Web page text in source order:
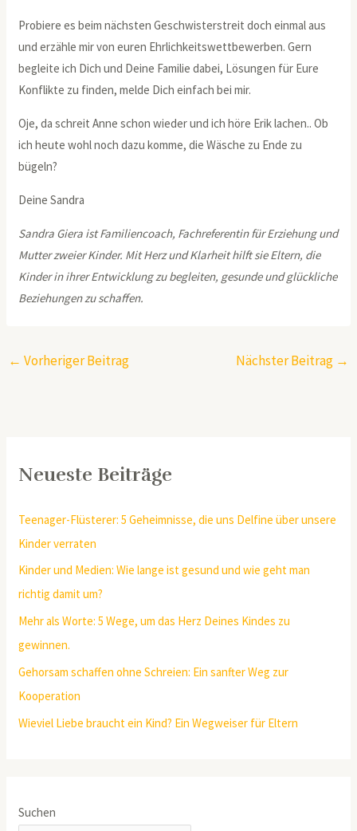
Probiere es beim nächsten Geschwisterstreit doch einmal aus
und erzähle mir von euren Ehrlichkeitswettbewerben. Gern
begleite ich Dich und Deine Familie dabei, Lösungen für Eure
Konflikte zu finden, melde Dich einfach bei mir.
Oje, da schreit Anne schon wieder und ich höre Erik lachen.. Ob
ich heute wohl noch dazu komme, die Wäsche zu Ende zu
bügeln?
Deine Sandra
Sandra Giera ist Familiencoach, Fachreferentin für Erziehung und
Mutter zweier Kinder. Mit Herz und Klarheit hilft sie Eltern, die
Kinder in ihrer Entwicklung zu begleiten, gesunde und glückliche
Beziehungen zu schaffen.
← Vorheriger Beitrag Nächster Beitrag →
Neueste Beiträge
Teenager-Flüsterer: 5 Geheimnisse, die uns Delfine über unsere
Kinder verraten
Kinder und Medien: Wie lange ist gesund und wie geht man
richtig damit um?
Mehr als Worte: 5 Wege, um das Herz Deines Kindes zu
gewinnen.
Gehorsam schaffen ohne Schreien: Ein sanfter Weg zur
Kooperation
Wieviel Liebe braucht ein Kind? Ein Wegweiser für Eltern
Suchen